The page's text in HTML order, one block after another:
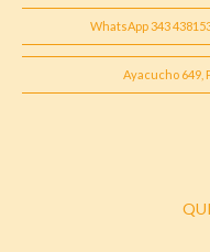
WhatsApp 343
Ayacucho 649,